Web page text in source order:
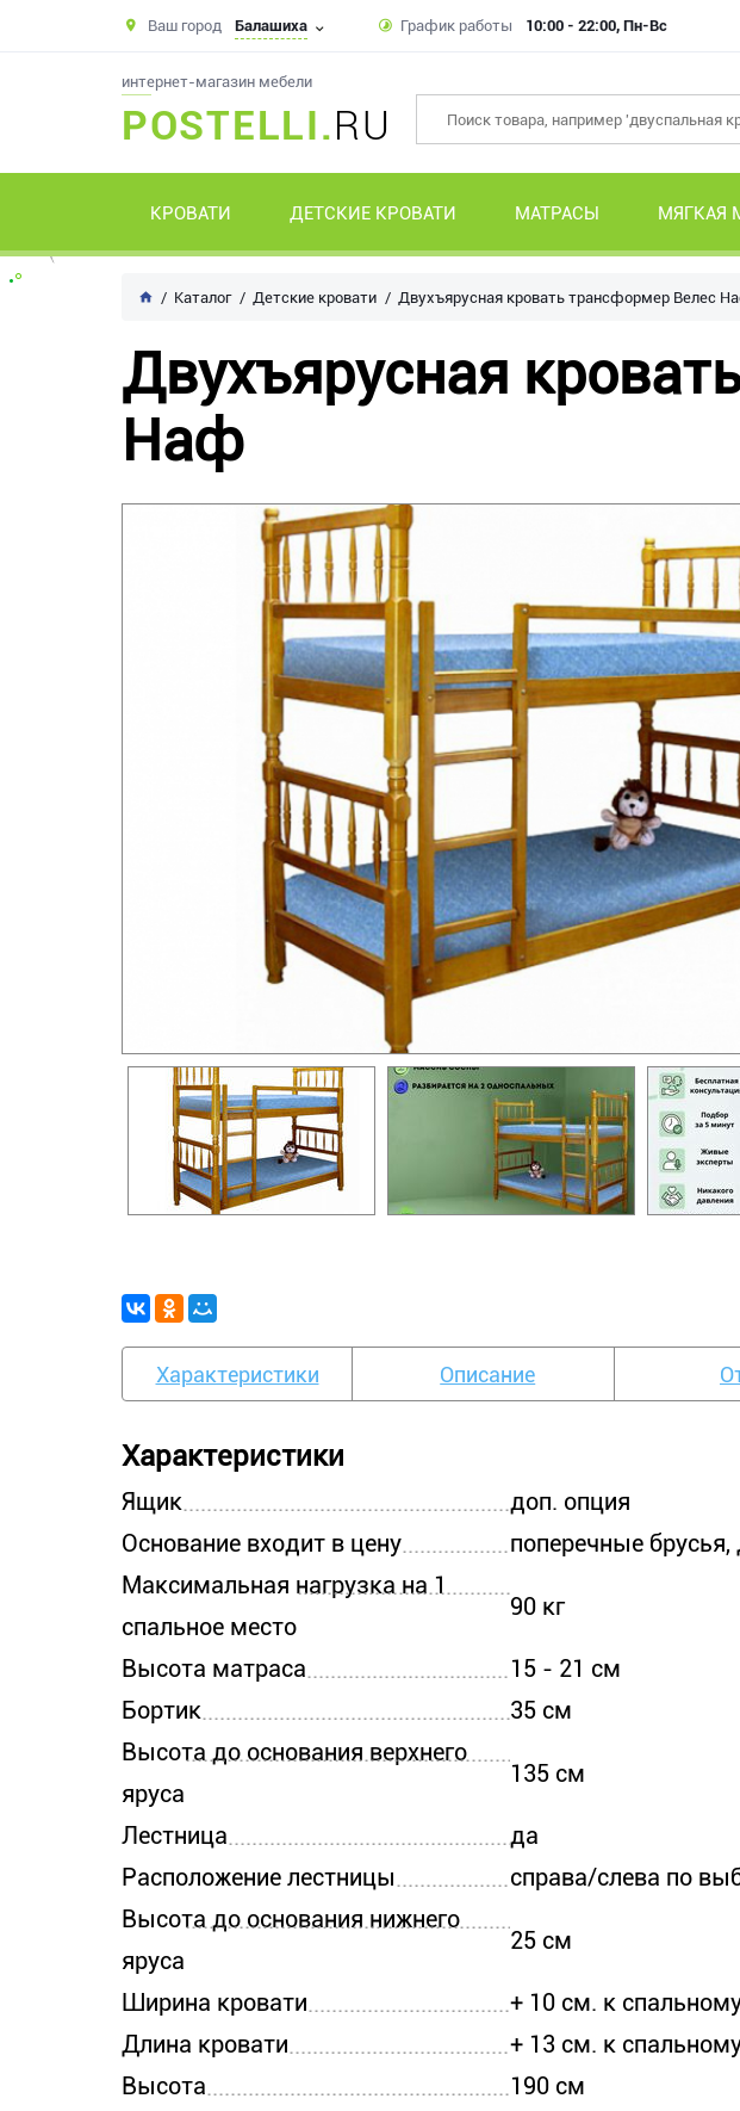
Ваш город Балашиха График работы 10:00 - 22:00, Пн-Вс
интернет-магазин мебели
POSTELLI.RU
КРОВАТИ ДЕТСКИЕ КРОВАТИ МАТРАСЫ МЯГКАЯ
Каталог Детские кровати Двухъярусная кровать трансформер Велес
Двухъярусная
Наф
Характеристики Описание
Характеристики
Ящик
доп. опция
Основание входит в цену
поперечные
Максимальная нагрузка на 1
спальное место
90 кг
Высота матраса
15 - 21 см
Бортик
35 см
Высота до основания верхнего
яруса
135 см
Лестница
да
Расположение лестницы
справа/слева по
Высота до основания нижнего
яруса
25 см
Ширина кровати
+ 10 см. к
Длина кровати
+ 13 см. к
Высота
190 см